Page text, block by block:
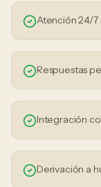
Atención 24/7
Respuestas
Integración
Derivación a